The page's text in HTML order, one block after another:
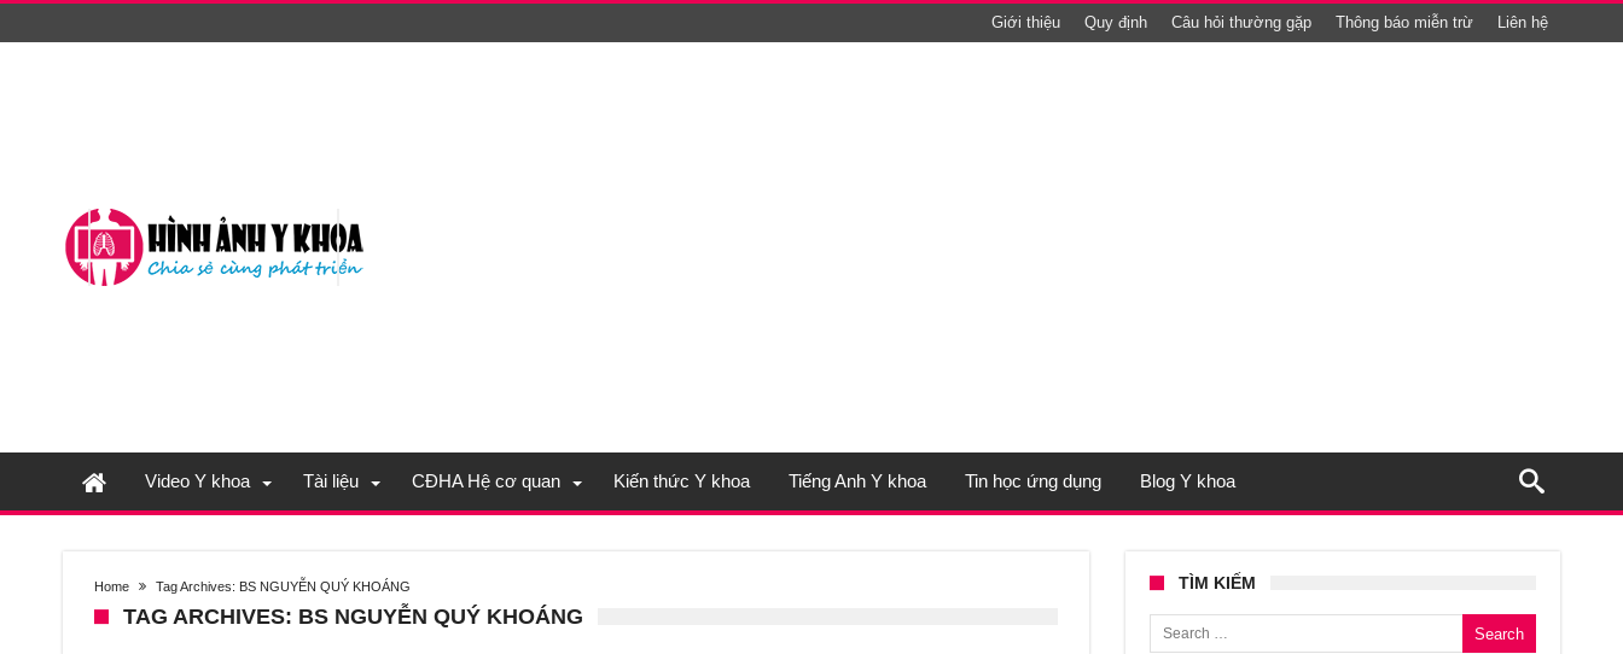
Giới thiệu Quy định Câu hỏi thường gặp Thông báo miễn trừ Liên hệ
Video Y khoa Tài liệu CĐHA Hệ cơ quan Kiến thức Y khoa Tiếng Anh Y khoa Tin học ứng dụng Blog Y khoa
Home Tag Archives: BS NGUYỄN QUÝ KHOÁNG
TAG ARCHIVES: BS NGUYỄN QUÝ KHOÁNG
TÌM KIẾM
Search for: